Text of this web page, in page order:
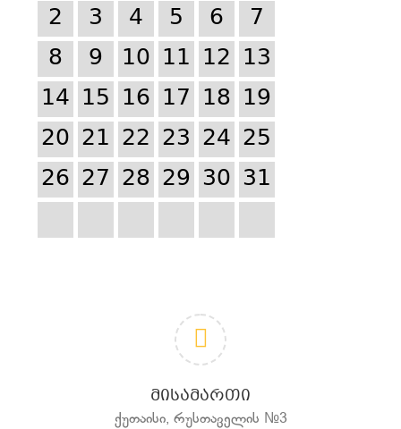
2
3 4 5 6
7
8
9 10 11 12 13
14 15 16 17 18 19
20 21 22 23 24 25
26 27 28 29 30 31
ᲛᲘᲡᲐᲛᲐᲠᲗᲘ
ქუთაისი, რუსთაველის №3